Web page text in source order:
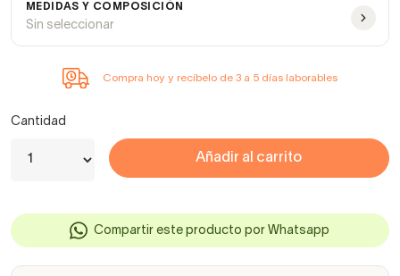
MEDIDAS Y COMPOSICIÓN
Sin seleccionar
Compra hoy y recíbelo de 3 a 5 días laborables
Cantidad
Añadir al carrito
Compartir este producto por Whatsapp